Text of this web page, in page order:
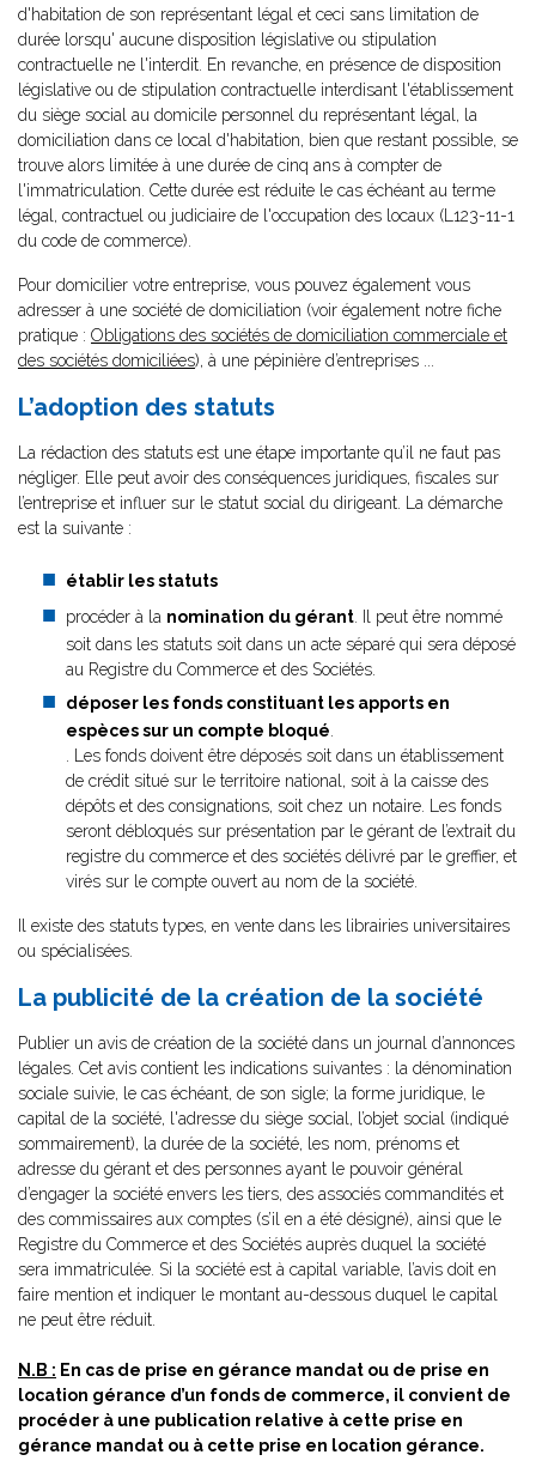
d'habitation de son représentant légal et ceci sans limitation de
durée lorsqu' aucune disposition législative ou stipulation
contractuelle ne l'interdit. En revanche, en présence de disposition
législative ou de stipulation contractuelle interdisant l'établissement
du siège social au domicile personnel du représentant légal, la
domiciliation dans ce local d'habitation, bien que restant possible, se
trouve alors limitée à une durée de cinq ans à compter de
l'immatriculation. Cette durée est réduite le cas échéant au terme
légal, contractuel ou judiciaire de l'occupation des locaux (L123-11-1
du code de commerce).
Pour domicilier votre entreprise, vous pouvez également vous
adresser à une société de domiciliation (voir également notre fiche
pratique : Obligations des sociétés de domiciliation commerciale et
des sociétés domiciliées), à une pépinière d’entreprises ...
L’adoption des statuts
La rédaction des statuts est une étape importante qu’il ne faut pas
négliger. Elle peut avoir des conséquences juridiques, fiscales sur
l’entreprise et influer sur le statut social du dirigeant. La démarche
est la suivante :
établir les statuts
procéder à la nomination du gérant . Il peut être nommé
soit dans les statuts soit dans un acte séparé qui sera déposé
au Registre du Commerce et des Sociétés.
déposer les fonds constituant les apports en
espèces sur un compte bloqué
. Les fonds doivent être déposés soit dans un établissement
de crédit situé sur le territoire national, soit à la caisse des
dépôts et des consignations, soit chez un notaire. Les fonds
seront débloqués sur présentation par le gérant de l’extrait du
registre du commerce et des sociétés délivré par le greffier, et
virés sur le compte ouvert au nom de la société.
Il existe des statuts types, en vente dans les librairies universitaires
ou spécialisées.
La publicité de la création de la société
Publier un avis de création de la société dans un journal d’annonces
légales. Cet avis contient les indications suivantes : la dénomination
sociale suivie, le cas échéant, de son sigle; la forme juridique, le
capital de la société, l'adresse du siège social, l’objet social (indiqué
sommairement), la durée de la société, les nom, prénoms et
adresse du gérant et des personnes ayant le pouvoir général
d’engager la société envers les tiers, des associés commandités et
des commissaires aux comptes (s’il en a été désigné), ainsi que le
Registre du Commerce et des Sociétés auprès duquel la société
sera immatriculée. Si la société est à capital variable, l’avis doit en
faire mention et indiquer le montant au-dessous duquel le capital
ne peut être réduit.
N.B : En cas de prise en gérance mandat ou de prise en
location gérance d’un fonds de commerce, il convient de
procéder à une publication relative à cette prise en
gérance mandat ou à cette prise en location gérance.